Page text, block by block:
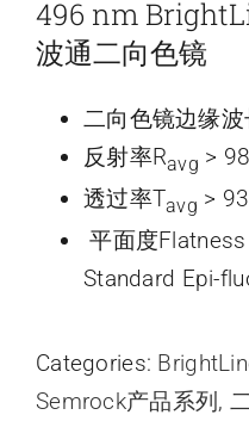
496 nm
波通二向色镜
二向色镜边缘
反射率Ravg >
透过率Tavg >
平面度
Standard Epi-
Categories:
Semrock产品系列 ,